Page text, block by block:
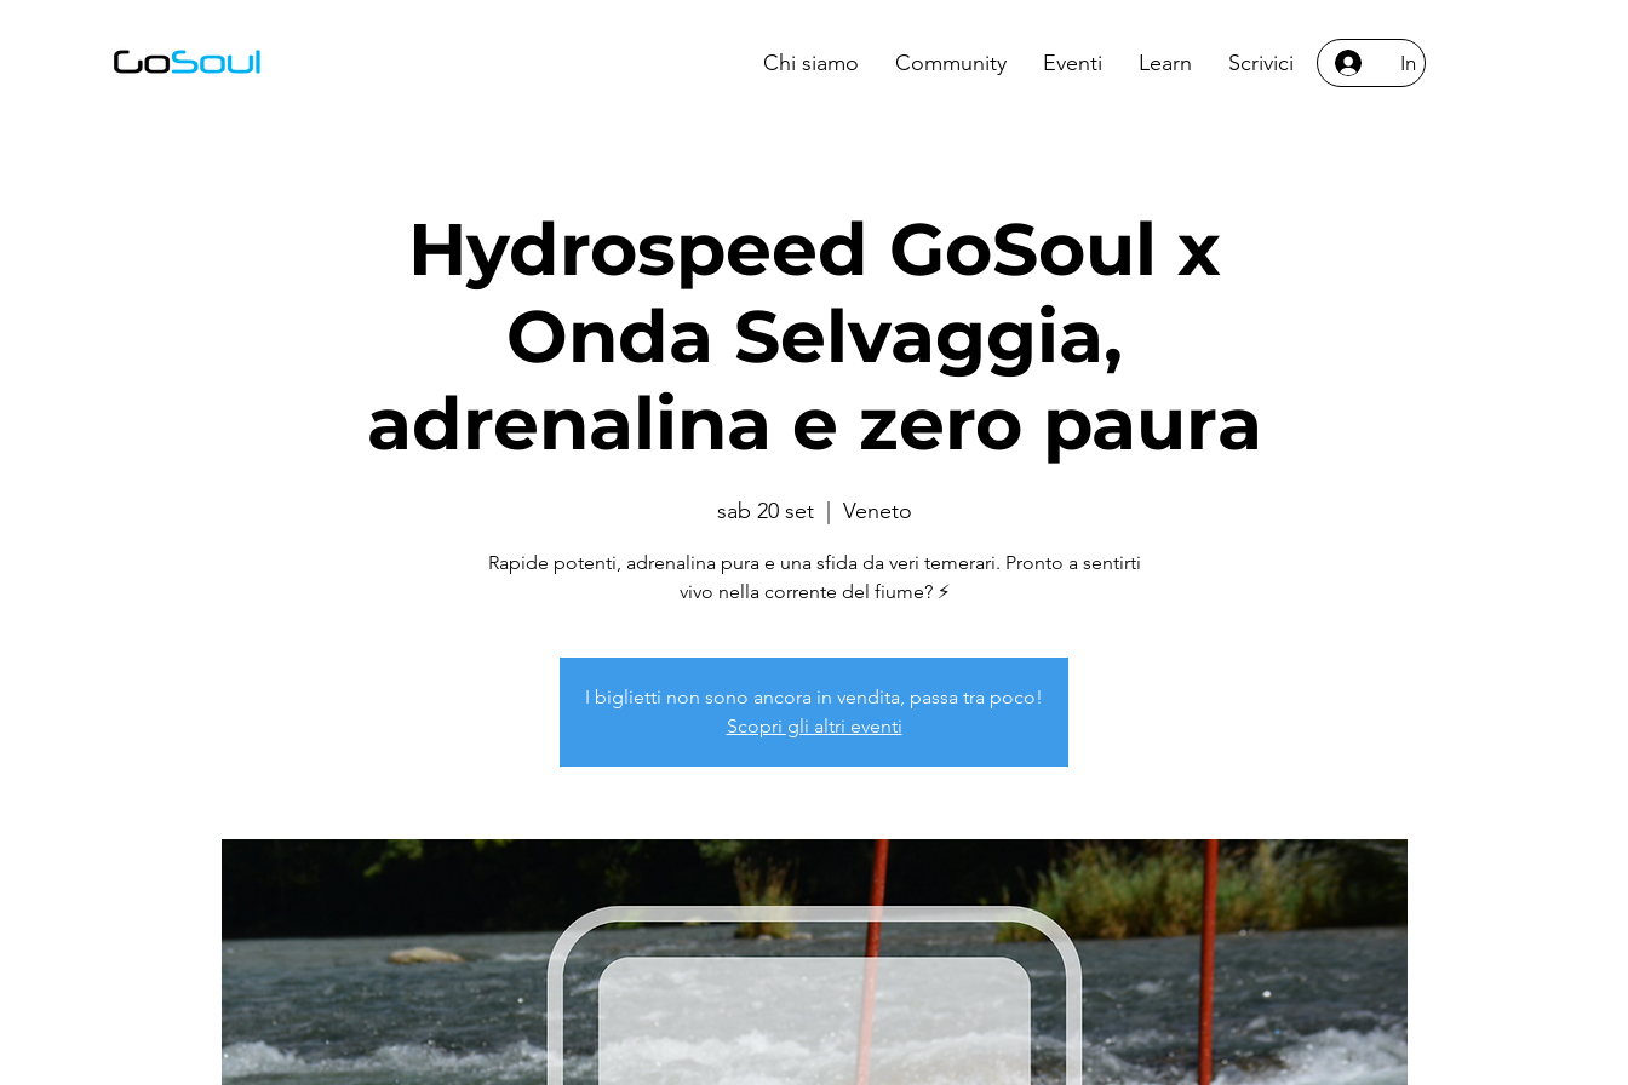
Chi siamo Community Eventi Learn Scrivici In
Hydrospeed GoSoul x
Onda Selvaggia,
adrenalina e zero paura
sab 20 set
  |
Veneto
Rapide potenti, adrenalina pura e una sfida da veri temerari. Pronto a sentirti
vivo nella corrente del fiume? ⚡
I biglietti non sono ancora in vendita, passa tra poco!
Scopri gli altri eventi